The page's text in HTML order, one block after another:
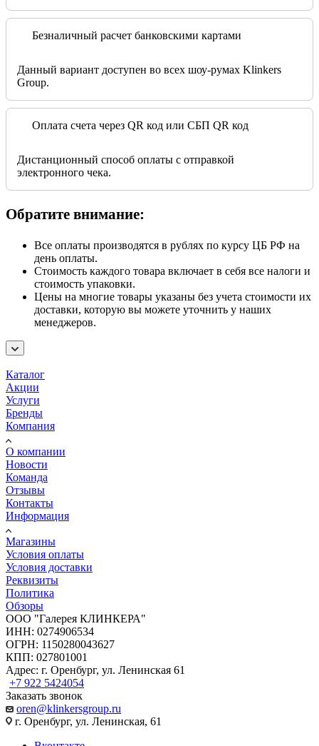
Безналичный расчет банковскими картами
Данный вариант доступен во всех шоу-румах Klinkers
Group.
Оплата счета через QR код или СБП QR код
Дистанционный способ оплаты с отправкой
электронного чека.
Обратите внимание:
Все оплаты производятся в рублях по курсу ЦБ РФ на
день оплаты.
Стоимость каждого товара включает в себя все налоги и
стоимость упаковки.
Цены на многие товары указаны без учета стоимости их
доставки, которую вы можете уточнить у наших
менеджеров.
Каталог
Акции
Услуги
Бренды
Компания
О компании
Новости
Команда
Отзывы
Контакты
Информация
Магазины
Условия оплаты
Условия доставки
Реквизиты
Политика
Обзоры
ООО "Галерея КЛИНКЕРА"
ИНН: 0274906534
ОГРН: 1150280043627
КПП: 027801001
Адрес: г. Оренбург, ул. Ленинская 61
+7 922 5424054
Заказать звонок
oren@klinkersgroup.ru
г. Оренбург, ул. Ленинская, 61